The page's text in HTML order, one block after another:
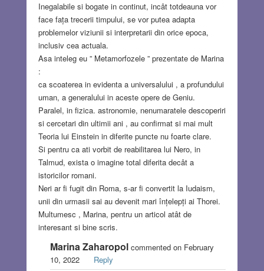
Inegalabile si bogate in continut, incât totdeauna vor
face fața trecerii timpului, se vor putea adapta
problemelor viziunii si interpretarii din orice epoca,
inclusiv cea actuala.
Asa inteleg eu ” Metamorfozele ” prezentate de Marina
:
ca scoaterea in evidenta a universalului , a profundului
uman, a generalului in aceste opere de Geniu.
Paralel, in fizica. astronomie, nenumaratele descoperiri
si cercetari din ultimii ani , au confirmat si mai mult
Teoria lui Einstein in diferite puncte nu foarte clare.
Si pentru ca ati vorbit de reabilitarea lui Nero, in
Talmud, exista o imagine total diferita decât a
istoricilor romani.
Neri ar fi fugit din Roma, s-ar fi convertit la Iudaism,
unii din urmasii sai au devenit mari înțelepți ai Thorei.
Multumesc , Marina, pentru un articol atât de
interesant si bine scris.
Marina Zaharopol commented on February
10, 2022
Reply